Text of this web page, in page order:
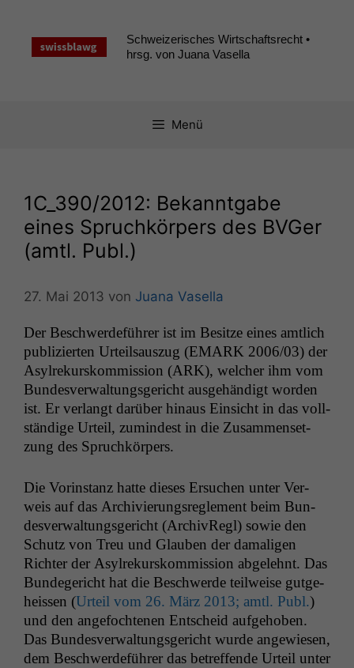
springen
Schweizerisches Wirtschaftsrecht •
hrsg. von Juana Vasella
Menü
1C_390/2012: Bekanntgabe
eines Spruchkörpers des BVGer
(amtl. Publ.)
27. Mai 2013 von Juana Vasella
Der Beschw­erde­führer ist im Besitze eines amtlich
pub­lizierten Urteil­sauszug (EMARK 2006/03) der
Asyl­rekurskom­mis­sion (ARK), welch­er ihm vom
Bun­desver­wal­tungs­gericht aus­ge­händigt wor­den
ist. Er ver­langt darüber hin­aus Ein­sicht in das voll­
ständi­ge Urteil, zumin­d­est in die Zusam­menset­
zung des Spruchkörpers.
Die Vorin­stanz hat­te dieses Ersuchen unter Ver­
weis auf das Archivierungsre­gle­ment beim Bun­
desver­wal­tungs­gericht (ArchivRegl) sowie den
Schutz von Treu und Glauben der dama­li­gen
Richter der Asyl­rekurskom­mis­sion abgelehnt. Das
Bun­degericht hat die Beschw­erde teil­weise gut­ge­
heis­sen (Urteil vom 26. März 2013; amtl. Publ.)
und den ange­focht­e­nen Entscheid aufge­hoben.
Das Bun­desver­wal­tungs­gericht wurde angewiesen,
dem Beschw­erde­führer das betr­e­f­fende Urteil unter